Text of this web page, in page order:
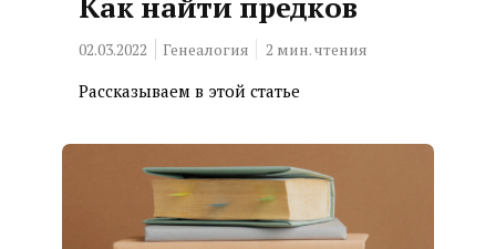
02.03.2022 Генеалогия 2 мин. чтения
Рассказываем в этой статье